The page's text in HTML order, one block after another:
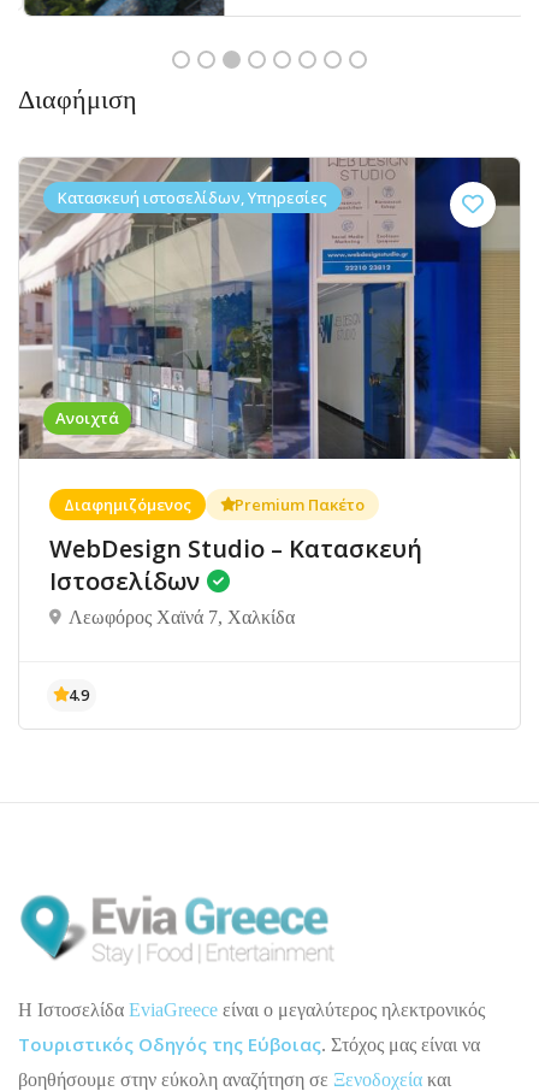
Διαφήμιση
Ανοιχτά
Κατασκευή ιστοσελίδων, Υπηρεσίες
Διαφημιζόμενος Premium Πακέτο
WebDesign Studio – Κατασκευή
Ιστοσελίδων
Λεωφόρος Χαϊνά 7, Χαλκίδα
H Ιστοσελίδα EviaGreece είναι ο μεγαλύτερος ηλεκτρονικός
Τουριστικός Οδηγός της Εύβοιας. Στόχος μας είναι να
βοηθήσουμε στην εύκολη αναζήτηση σε Ξενοδοχεία και